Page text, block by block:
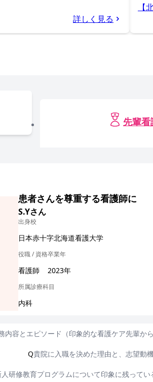
詳しく見る
【
先輩
患者さんを尊重する看護師に
S.Yさん
出身校
日本赤十字北海道看護大学
役職 / 資格
看護師
卒業年
2023年
所属診療科目
内科
内容とエピソード（印象的な看護ケア先輩か
Q貴院に入職を決めた理由と、志望動
人研修教育プログラムについて印象に残ってい